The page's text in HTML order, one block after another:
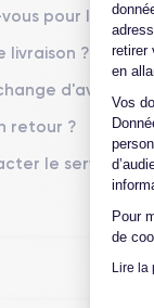
retirer
en
Vos
Pour
de
Lire la
pour l’
livraison ?
d'avis
retour ?
le service